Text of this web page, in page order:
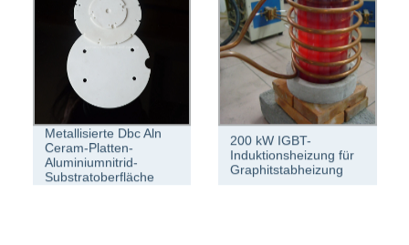
Metallisierte Dbc Aln
Ceram-Platten-
Aluminiumnitrid-
Substratoberfläche
200 kW IGBT-
Induktionsheizung für
Graphitstabheizung